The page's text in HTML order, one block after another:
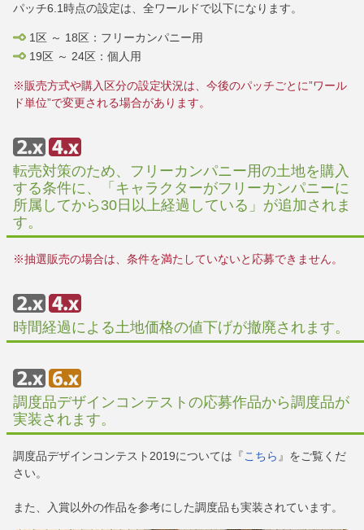
パッチ6.1時点の設定は、全ワールドで以下になります。
1区 ～ 18区：フリーカンパニー用
19区 ～ 24区：個人用
※販売方式や購入区分の設定状況は、今後のパッチごとに”ワール
ド単位”で変更される場合があります。
転売対策のため、フリーカンパニー用の土地を購入
する条件に、「キャラクターがフリーカンパニーに
所属してから30日以上経過している」が追加されま
す。
※抽選販売の場合は、条件を満たしていないと応募できません。
時間経過による土地価格の値下げが撤廃されます。
調度品デザインコンテストの応募作品から調度品が
実装されます。
調度品デザインコンテスト2019については『こちら 』をご覧くだ
さい。
また、入賞以外の作品を参考にした調度品も実装されています。